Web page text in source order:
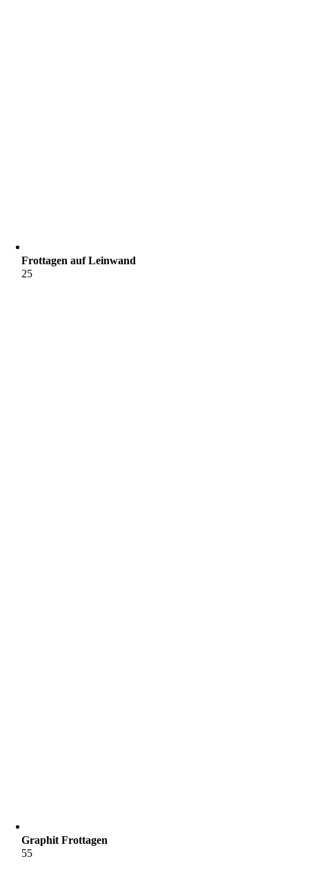
Frottagen auf Leinwand
25
Graphit Frottagen
55